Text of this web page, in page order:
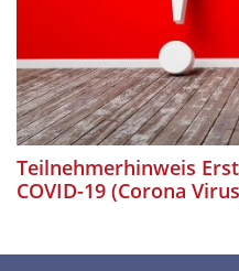
Teilnehmerhinweis
COVID-19 (Corona